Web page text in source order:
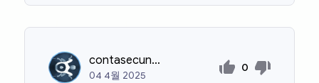
contasecundariagg123
04 4월 2025
0